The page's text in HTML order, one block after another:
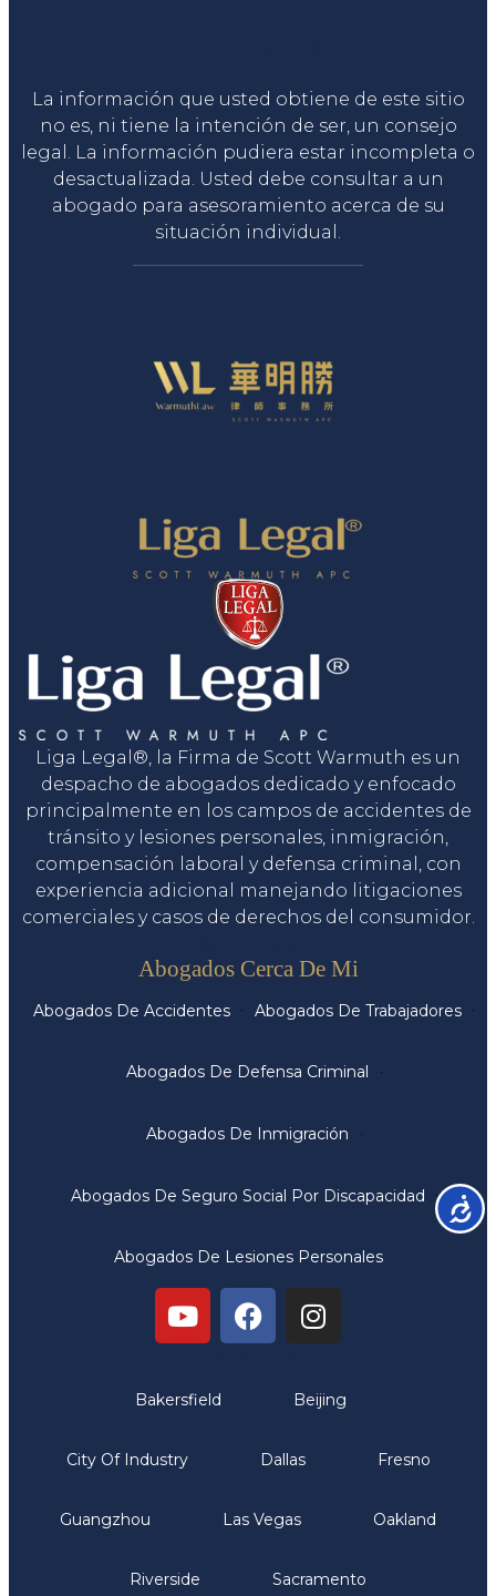
La información que usted obtiene de este sitio
no es, ni tiene la intención de ser, un consejo
legal. La información pudiera estar incompleta o
desactualizada. Usted debe consultar a un
abogado para asesoramiento acerca de su
situación individual.
Liga Legal®, la Firma de Scott Warmuth es un
despacho de abogados dedicado y enfocado
principalmente en los campos de accidentes de
tránsito y lesiones personales, inmigración,
compensación laboral y defensa criminal, con
experiencia adicional manejando litigaciones
comerciales y casos de derechos del consumidor.
Abogados Cerca De Mi
Abogados De Accidentes Abogados De Trabajadores
Abogados De Defensa Criminal
Abogados De Inmigración
Abogados De Seguro Social Por Discapacidad
Abogados De Lesiones Personales
Bakersfield Beijing
City Of Industry Dallas Fresno
Guangzhou Las Vegas Oakland
Riverside Sacramento